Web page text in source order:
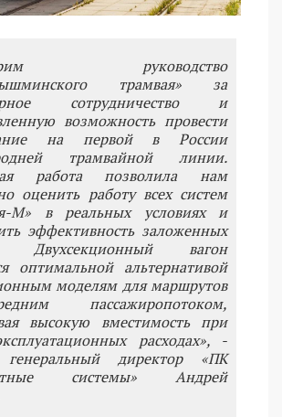
руководство
трамвая» за
сотрудничество и
возможность провести
на первой в России
трамвайной линии.
работа позволила нам
оценить работу всех систем
М» в реальных условиях и
эффективность заложенных
Двухсекционный вагон
оптимальной альтернативой
моделям для маршрутов
пассажиропотоком,
высокую вместимость при
расходах», -
генеральный директор «ПК
системы» Андрей